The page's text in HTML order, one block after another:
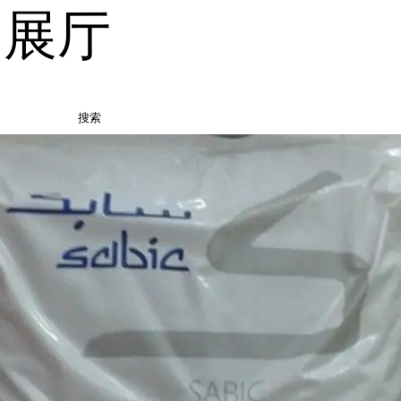
厅
搜索